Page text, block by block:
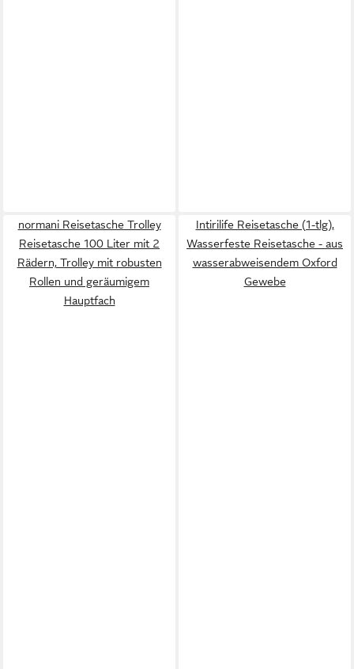
normani Reisetasche Trolley
Reisetasche 100 Liter mit 2
Rädern, Trolley mit robusten
Rollen und geräumigem
Hauptfach
Intirilife Reisetasche (1-tlg),
Wasserfeste Reisetasche - aus
wasserabweisendem Oxford
Gewebe